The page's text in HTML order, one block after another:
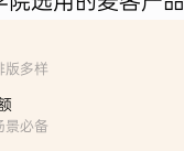
版多样
景必备